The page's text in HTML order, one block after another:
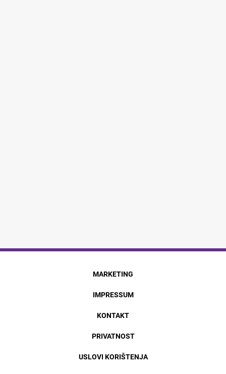
MARKETING
IMPRESSUM
KONTAKT
PRIVATNOST
USLOVI KORIŠTENJA